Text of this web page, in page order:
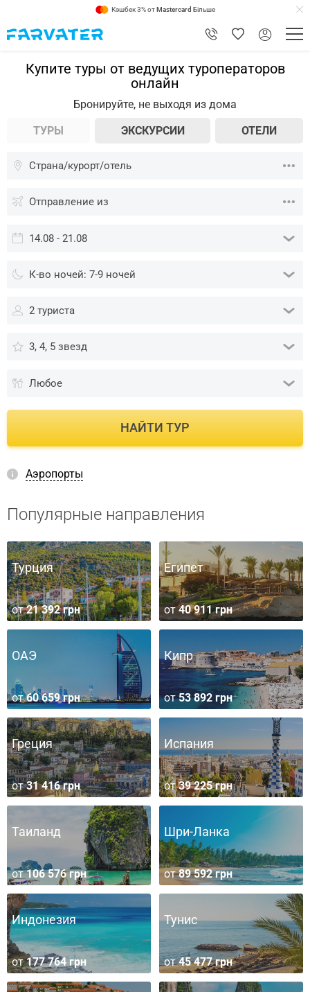
Кэшбек 3% отMastercard Більше
Купите туры от ведущих туроператоров
онлайн
Бронируйте, не выходя из дома
ТУРЫ
ЭКСКУРСИИ ОТЕЛИ
Страна/курорт/отель
Отправление из
14.08 - 21.08
К-во ночей: 7-9 ночей
2 туриста
3, 4, 5 звезд
Любое
НАЙТИ ТУР
Аэропорты
Популярные направления
Турция
от21 392 грн
Египет
от40 911 грн
ОАЭ
от60 659 грн
Кипр
от53 892 грн
Греция
от31 416 грн
Испания
от39 225 грн
Таиланд
от106 576 грн
Шри-Ланка
от89 592 грн
Индонезия
от177 764 грн
Тунис
от45 477 грн